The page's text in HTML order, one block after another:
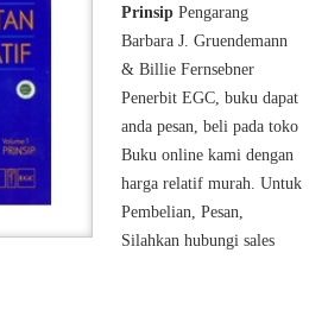
PrinsipPengarang
Barbara J. Gruendemann
& Billie Fernsebner
Penerbit EGC, buku dapat
anda pesan, beli pada toko
Buku online kami dengan
harga relatif murah. Untuk
Pembelian, Pesan,
Silahkan hubungi sales